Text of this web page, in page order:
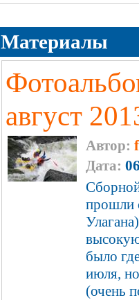
Материалы
август
Автор:
Дата:
прошли
было
июля,
(очень